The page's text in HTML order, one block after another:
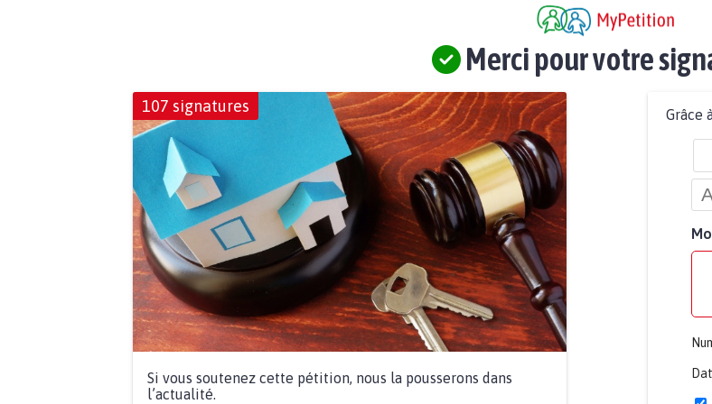
Merci pour votre
107 signatures
Si vous soutenez cette pétition, nous la pousserons dans
l’actualité.
Grâce